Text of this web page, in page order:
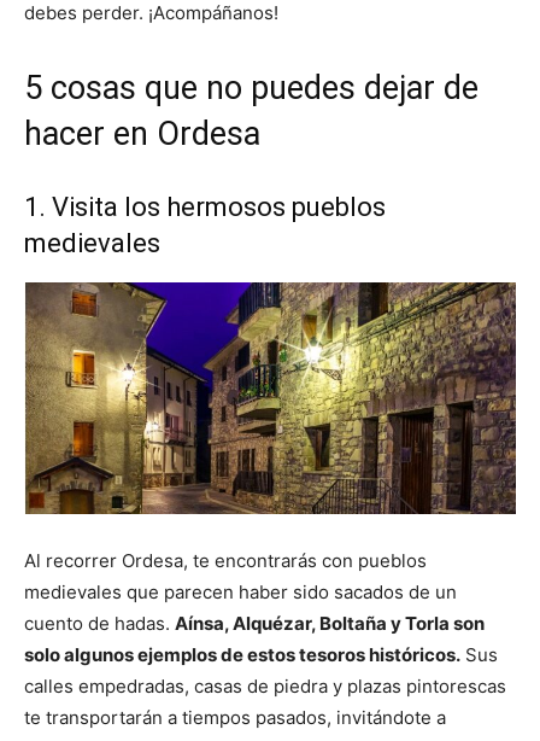
debes perder. ¡Acompáñanos!
5 cosas que no puedes dejar de
hacer en Ordesa
1. Visita los hermosos pueblos
medievales
Al recorrer Ordesa, te encontrarás con pueblos
medievales que parecen haber sido sacados de un
cuento de hadas. Aínsa, Alquézar, Boltaña y Torla son
solo algunos ejemplos de estos tesoros históricos. Sus
calles empedradas, casas de piedra y plazas pintorescas
te transportarán a tiempos pasados, invitándote a